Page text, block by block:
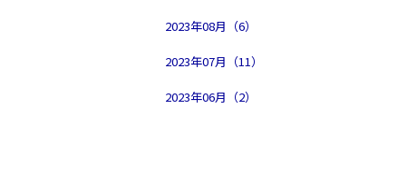
2023年08月（6）
2023年07月（11）
2023年06月（2）